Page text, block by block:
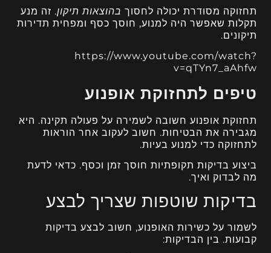
תחזוקה מסודרת יכולה לחסוך בהוצאות תיקון. זה מנע
תקלות שאפשר היה למנוע, חוסך כסף ומפחית תדירות
תיקונים.
https://www.youtube.com/watch?
v=qTYn7_aAhfw
טיפים לתחזוקת אופנוע
תחזוקת אופנוע חשובה לשמירה על פעולה תקינה. היא
מגבירה את הבטיחות. חשוב לעקוב אחר הוראות
לתחזוקה כדי למנוע בעיות.
ביצוע בדיקות תקופתיות חוסך זמן וכסף. כדאי לדעת
מה לבדוק ואיך.
בדיקות שוטפות שצריך לבצע
לשמור על כשירות האופנוע, חשוב לבצע בדיקות
קבועות. בין הבדיקות: